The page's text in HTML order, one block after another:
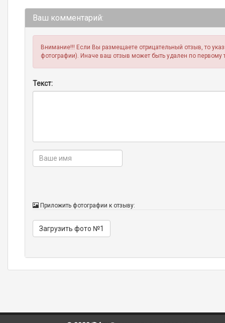
Ваш комментарий:
Внимание!!! Если Вы размещаете отрицательный отзыв, то
фотографии). Иначе ваш отзыв может быть удален по первому
Текст:
Приложить фотографии к отзыву:
Загрузить фото №1